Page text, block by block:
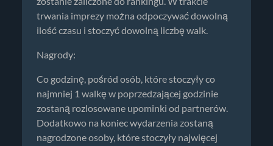
trwania imprezy można odpoczywać dowolną
ilość czasu i stoczyć dowolną liczbę walk.
Nagrody:
Co godzinę, pośród osób, które stoczyły co
najmniej 1 walkę w poprzedzającej godzinie
zostaną rozlosowane upominki od partnerów.
Dodatkowo na koniec wydarzenia zostaną
nagrodzone osoby, które stoczyły najwięcej